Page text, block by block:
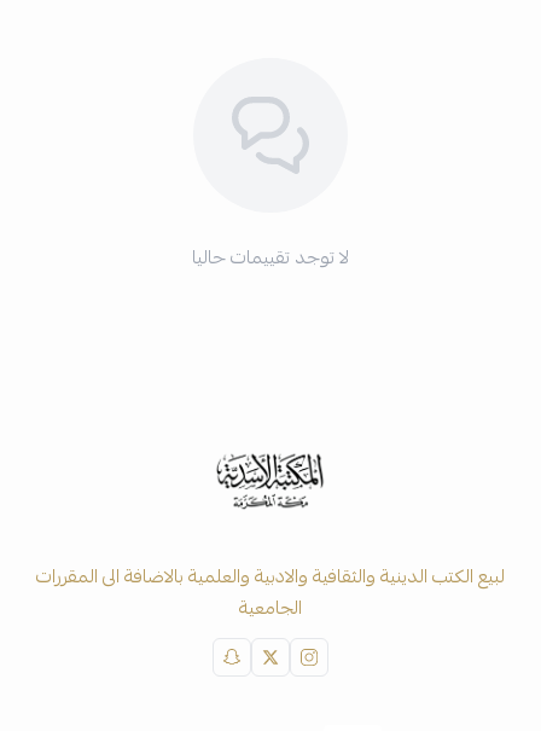
لا توجد تقييمات حاليا
لبيع الكتب الدينية والثقافية والادبية والعلمية بالاضافة الى المقررات
الجامعية